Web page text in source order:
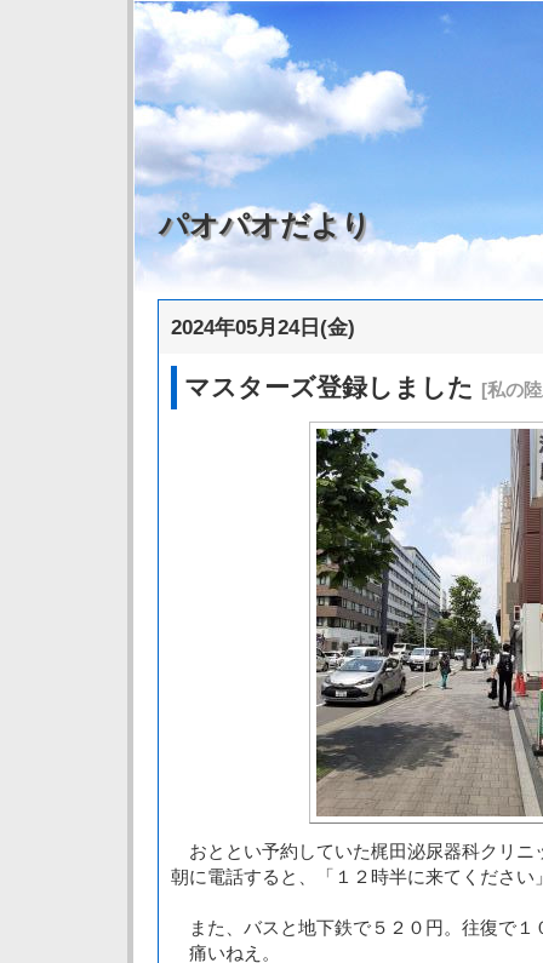
パオパオだより
2024年05月24日(金)
マスターズ登録しました [私の
おととい予約していた梶田泌尿器科クリニ
朝に電話すると、「１２時半に来てください
また、バスと地下鉄で５２０円。往復で１
痛いねえ。